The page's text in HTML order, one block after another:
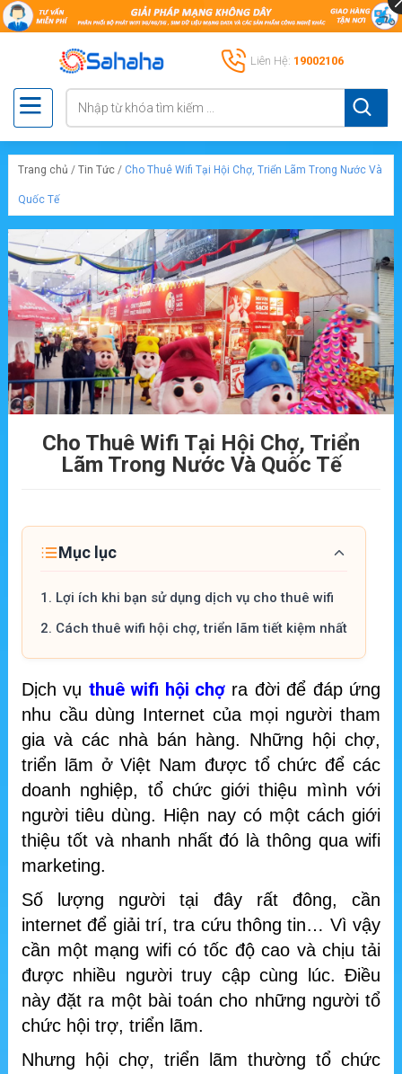
Liên Hệ: 19002106
Trang chủ / Tin Tức / Cho Thuê Wifi Tại Hội Chợ, Triển Lãm Trong Nước Và
Quốc Tế
Cho Thuê Wifi Tại Hội Chợ, Triển
Lãm Trong Nước Và Quốc Tế
Mục lục
1. Lợi ích khi bạn sử dụng dịch vụ cho thuê wifi
2. Cách thuê wifi hội chợ, triển lãm tiết kiệm nhất
Dịch vụ thuê wifi hội chợ ra đời để đáp ứng
nhu cầu dùng Internet của mọi người tham
gia và các nhà bán hàng. Những hội chợ,
triển lãm ở Việt Nam được tổ chức để các
doanh nghiệp, tổ chức giới thiệu mình với
người tiêu dùng. Hiện nay có một cách giới
thiệu tốt và nhanh nhất đó là thông qua wifi
marketing.
Số lượng người tại đây rất đông, cần
internet để giải trí, tra cứu thông tin… Vì vậy
cần một mạng wifi có tốc độ cao và chịu tải
được nhiều người truy cập cùng lúc. Điều
này đặt ra một bài toán cho những người tổ
chức hội trợ, triển lãm.
Nhưng hội chợ, triển lãm thường tổ chức